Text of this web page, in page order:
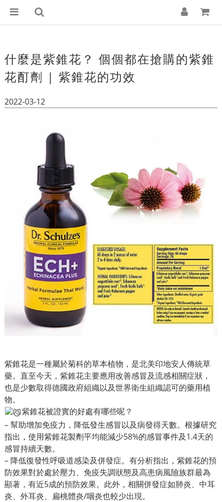
什麼是紫錐花？ 個個都在搶購的紫錐
花酊劑 | 紫錐花的功效
2022-03-12
紫錐花是一種屬於菊科的草本植物，是北美印地安人傳統草
藥。直至今天，紫錐花主要應用改善感冒及流感相關症狀，
也是少數取得德國政府組織以及世界衛生組織認可的藥用植
物。
紫錐花被證實的好處有哪些呢？
– 幫助增加免疫力，降低發生感冒以及病發得天數。根據研究
指出，使用紫錐花製劑平均能減少58%的感冒事件及1.4天的
感冒持續天數。
– 降低復發性呼吸道感染及併發症。有分析指出，紫錐花的預
防效果對於處於壓力、免疫失調狀態及高患病風險族群最為
顯著，有近5成的預防效果。此外，相關併發症如肺炎、中耳
炎、外耳炎、扁桃體炎/咽炎也較少出現。